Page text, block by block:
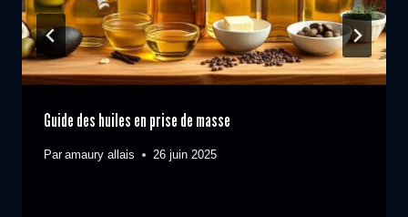
Guide des huiles en prise de masse
Par amaury allais 26 juin 2025